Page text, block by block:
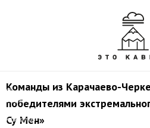
Команды из Карачаево-
победителями
Су Мен»
©
соцсети
Министерства
курортов